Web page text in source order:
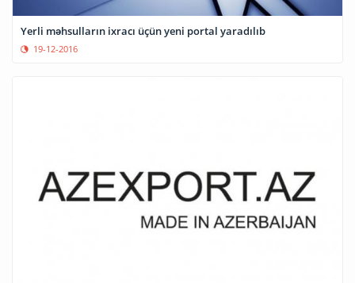
Yerli məhsulların ixracı üçün yeni portal yaradılıb
19-12-2016